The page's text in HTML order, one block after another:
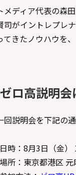
メディア代表の森
司がイントレプレ
てきたノウハウを
ロ高説明会
回説明会を下記の
日時：8月3日（金）
場所：東京都港区